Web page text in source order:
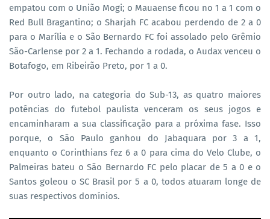
empatou com o União Mogi; o Mauaense ficou no 1 a 1 com o
Red Bull Bragantino; o Sharjah FC acabou perdendo de 2 a 0
para o Marília e o São Bernardo FC foi assolado pelo Grêmio
São-Carlense por 2 a 1. Fechando a rodada, o Audax venceu o
Botafogo, em Ribeirão Preto, por 1 a 0.
Por outro lado, na categoria do Sub-13, as quatro maiores
potências do futebol paulista venceram os seus jogos e
encaminharam a sua classificação para a próxima fase. Isso
porque, o São Paulo ganhou do Jabaquara por 3 a 1,
enquanto o Corinthians fez 6 a 0 para cima do Velo Clube, o
Palmeiras bateu o São Bernardo FC pelo placar de 5 a 0 e o
Santos goleou o SC Brasil por 5 a 0, todos atuaram longe de
suas respectivos domínios.